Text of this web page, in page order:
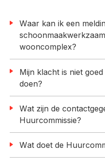
Waar kan ik een melding maken over de
wooncomplex?
Mijn klacht is niet goed opgelost. Wat kan ik
doen?
Wat zijn de contactgegevens van de
Huurcommissie?
Wat doet de